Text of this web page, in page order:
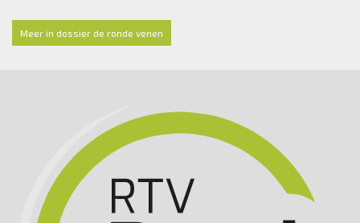
Meer in dossier de ronde venen